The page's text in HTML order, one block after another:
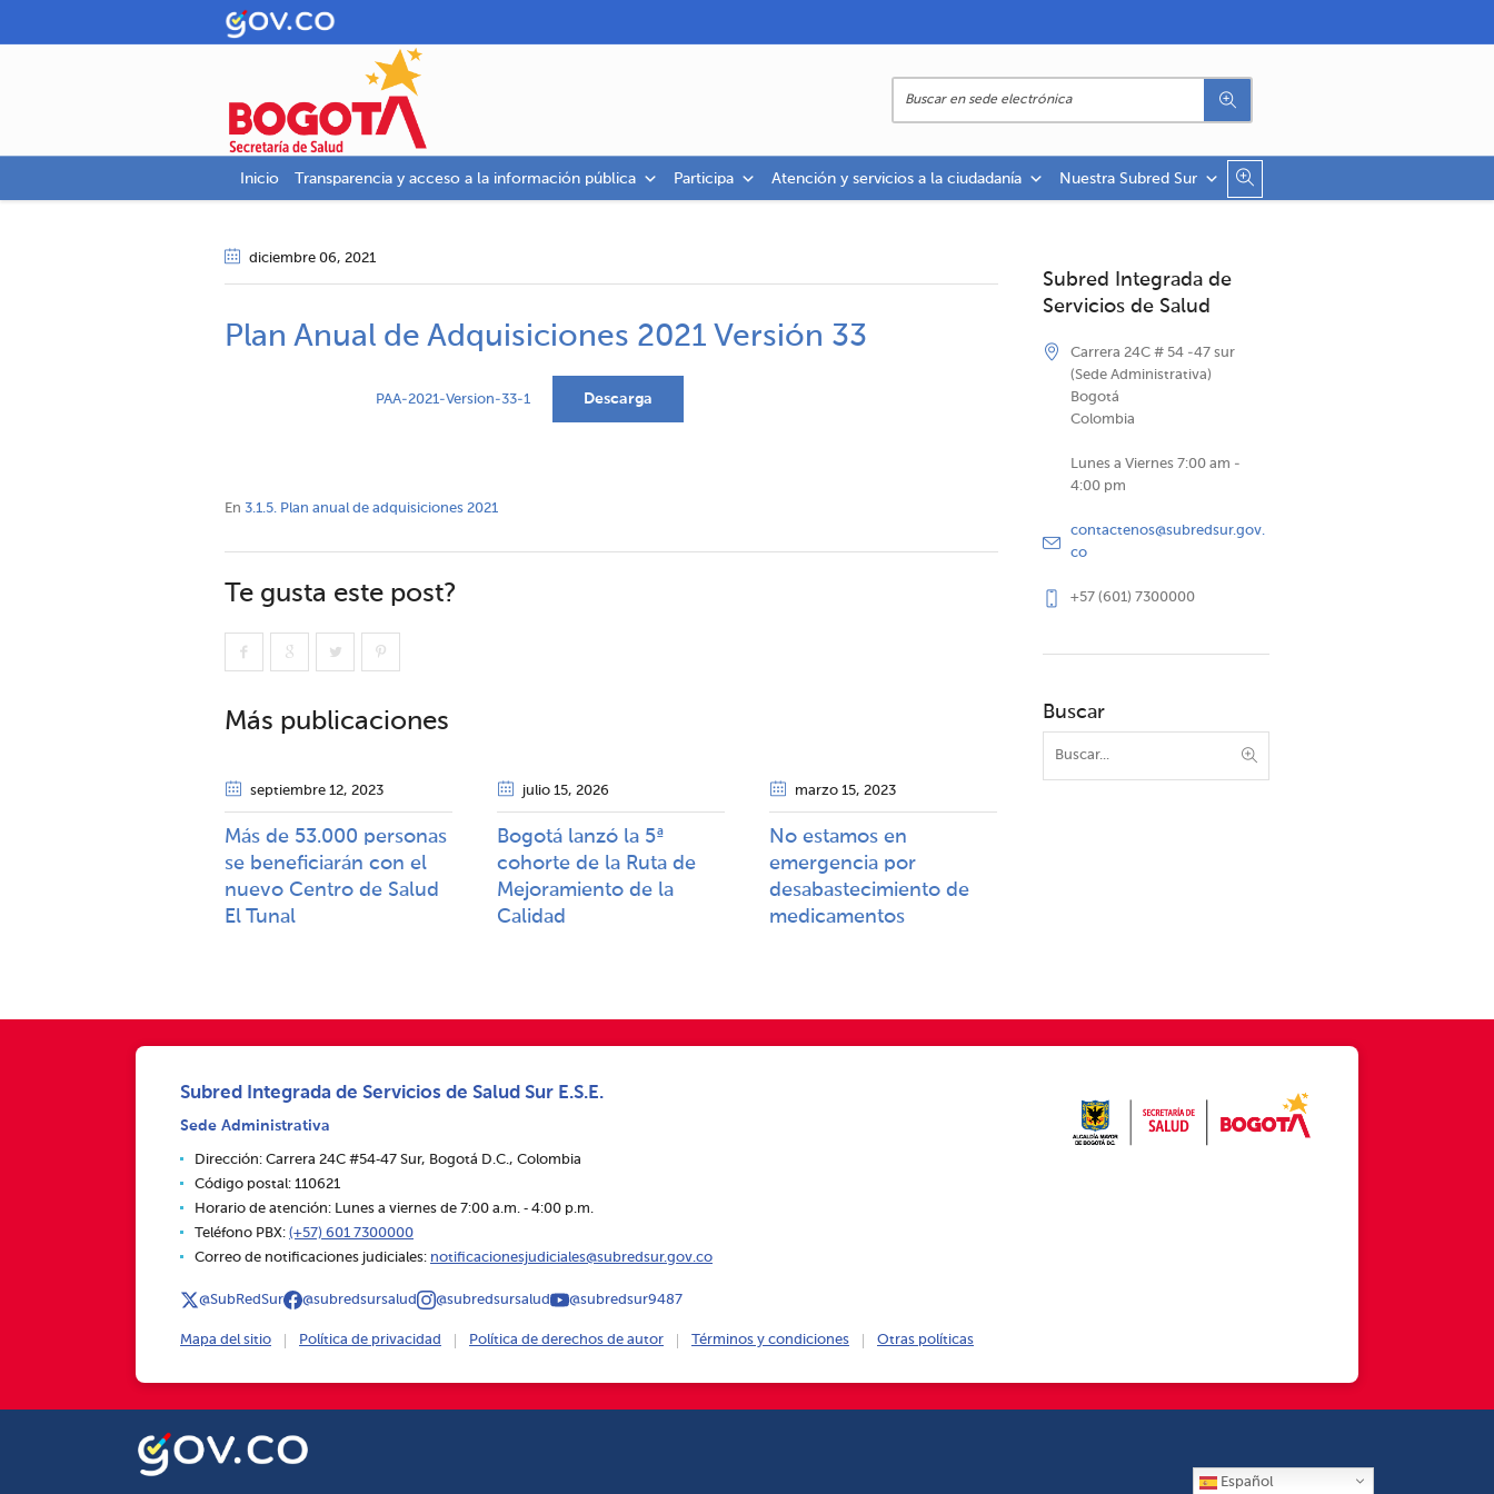
Inicio Transparencia y acceso a la información pública Participa Atención y servicios a la ciudadanía Nuestra Subred Sur
diciembre 06, 2021
Plan Anual de Adquisiciones 2021 Versión 33
PAA-2021-Version-33-1 Descarga
En 3.1.5. Plan anual de adquisiciones 2021
Te gusta este post?
Más publicaciones
septiembre 12, 2023
Más de 53.000 personas
se beneficiarán con el
nuevo Centro de Salud
El Tunal
julio 15, 2026
Bogotá lanzó la 5ª
cohorte de la Ruta de
Mejoramiento de la
Calidad​​
marzo 15, 2023
No estamos en
emergencia por
desabastecimiento de
medicamentos
Subred Integrada de
Servicios de Salud
Carrera 24C # 54 -47 sur
(Sede Administrativa)
Bogotá
Colombia
Lunes a Viernes 7:00 am -
4:00 pm
contactenos@subredsur.gov.
co
+57 (601) 7300000
Buscar
Subred Integrada de Servicios de Salud Sur E.S.E.
Sede Administrativa
Dirección: Carrera 24C #54‑47 Sur, Bogotá D.C., Colombia
Código postal: 110621
Horario de atención: Lunes a viernes de 7:00 a.m. ‑ 4:00 p.m.
Teléfono PBX: (+57) 601 7300000
Correo de notificaciones judiciales: notificacionesjudiciales@subredsur.gov.co
@SubRedSur @subredsursalud @subredsursalud @subredsur9487
Mapa del sitio Política de privacidad Política de derechos de autor Términos y condiciones Otras políticas
Español